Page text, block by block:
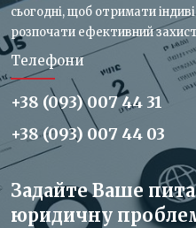
сьогодні, щоб отримати
розпочати ефективний
Телефони
+38 (093) 007 44 31
+38 (093) 007 44 03
Задайте Ваше
юридичну